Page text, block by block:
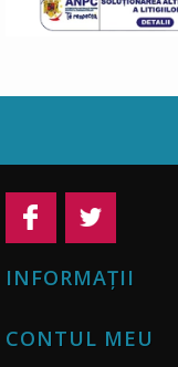
INFORMAŢII
CONTUL MEU